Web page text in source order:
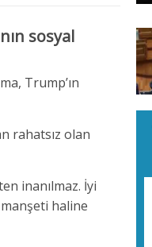
sosyal
Trump’ın
rahatsız olan
inanılmaz. İyi
haline